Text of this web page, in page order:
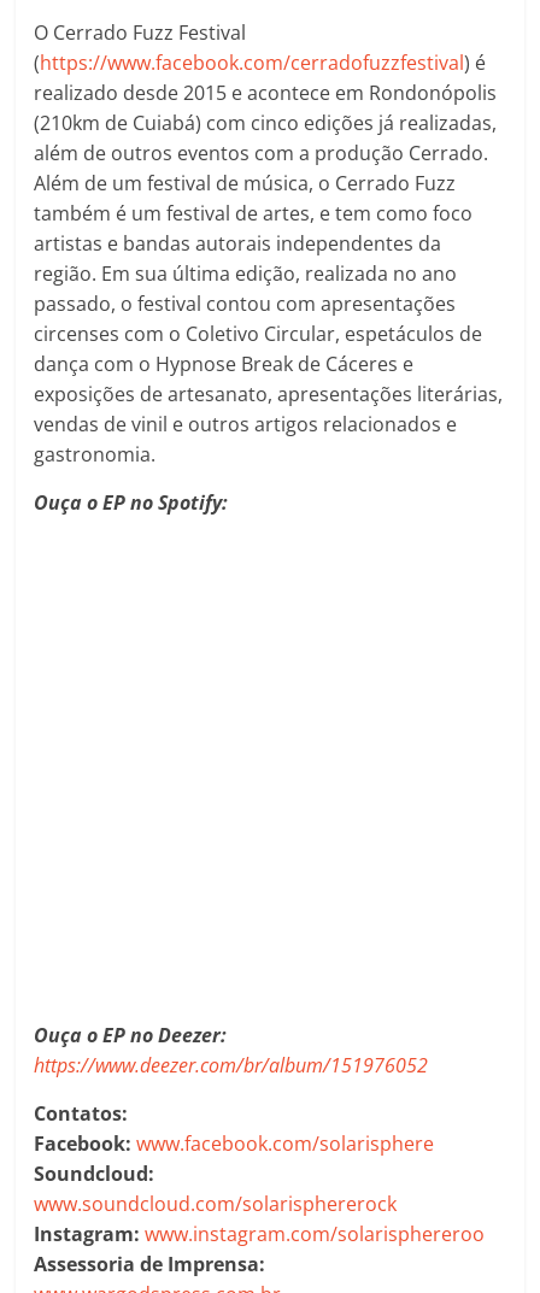
O Cerrado Fuzz Festival
(https://www.facebook.com/cerradofuzzfestival) é
realizado desde 2015 e acontece em Rondonópolis
(210km de Cuiabá) com cinco edições já realizadas,
além de outros eventos com a produção Cerrado.
Além de um festival de música, o Cerrado Fuzz
também é um festival de artes, e tem como foco
artistas e bandas autorais independentes da
região. Em sua última edição, realizada no ano
passado, o festival contou com apresentações
circenses com o Coletivo Circular, espetáculos de
dança com o Hypnose Break de Cáceres e
exposições de artesanato, apresentações literárias,
vendas de vinil e outros artigos relacionados e
gastronomia.
Ouça o EP no Spotify:
Ouça o EP no Deezer:
https://www.deezer.com/br/album/151976052
Contatos:
Facebook:www.facebook.com/solarisphere
Soundcloud:
www.soundcloud.com/solarisphererock
Instagram:www.instagram.com/solarisphereroo
Assessoria de Imprensa: